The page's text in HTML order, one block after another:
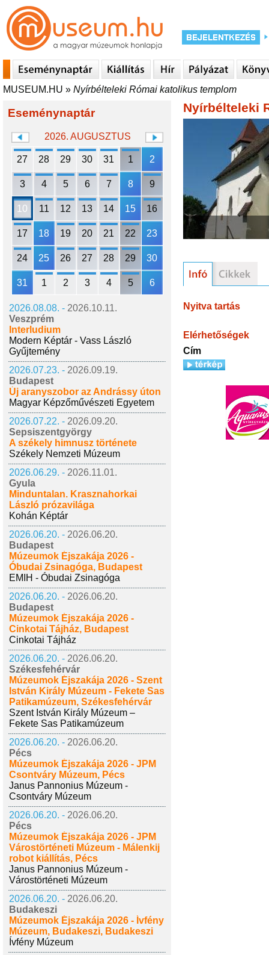
MUSEUM.HU » Nyírbélteleki Római katolikus templom
Eseménynaptár
2026. AUGUSZTUS
27 28 29 30 31 1 2
3 4 5 6 7 8 9
10 11 12 13 14 15 16
17 18 19 20 21 22 23
24 25 26 27 28 29 30
31 1 2 3 4 5 6
2026.08.08. - 2026.10.11.
Veszprém
Interludium
Modern Képtár - Vass László
Gyűjtemény
2026.07.23. - 2026.09.19.
Budapest
Új aranyszobor az Andrássy úton
Magyar Képzőművészeti Egyetem
2026.07.22. - 2026.09.20.
Sepsiszentgyörgy
A székely himnusz története
Székely Nemzeti Múzeum
2026.06.29. - 2026.11.01.
Gyula
Minduntalan. Krasznahorkai
László prózavilága
Kohán Képtár
2026.06.20. - 2026.06.20.
Budapest
Múzeumok Éjszakája 2026 -
Óbudai Zsinagóga, Budapest
EMIH - Óbudai Zsinagóga
2026.06.20. - 2026.06.20.
Budapest
Múzeumok Éjszakája 2026 -
Cinkotai Tájház, Budapest
Cinkotai Tájház
2026.06.20. - 2026.06.20.
Székesfehérvár
Múzeumok Éjszakája 2026 - Szent
István Király Múzeum - Fekete Sas
Patikamúzeum, Székesfehérvár
Szent István Király Múzeum –
Fekete Sas Patikamúzeum
2026.06.20. - 2026.06.20.
Pécs
Múzeumok Éjszakája 2026 - JPM
Csontváry Múzeum, Pécs
Janus Pannonius Múzeum -
Csontváry Múzeum
2026.06.20. - 2026.06.20.
Pécs
Múzeumok Éjszakája 2026 - JPM
Várostörténeti Múzeum - Málenkij
robot kiállítás, Pécs
Janus Pannonius Múzeum -
Várostörténeti Múzeum
2026.06.20. - 2026.06.20.
Budakeszi
Múzeumok Éjszakája 2026 - Ívfény
Múzeum, Budakeszi, Budakeszi
Ívfény Múzeum
Nyírbélteleki
Nyitva tartás
Elérhetőségek
Cím